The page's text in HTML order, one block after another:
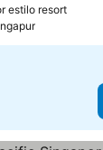
estilo resort